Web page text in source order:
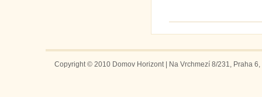
Copyright © 2010 Domov Horizont | Na Vrchmezí 8/231, Praha